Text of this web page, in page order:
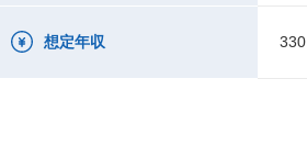
想定年収